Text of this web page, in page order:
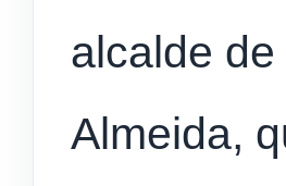
alcalde
Almeida,